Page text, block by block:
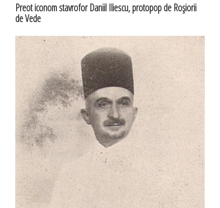
Preot iconom stavrofor Daniil Iliescu, protopop de Roşiorii
de Vede